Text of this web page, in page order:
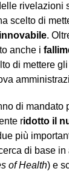
rivelazioni
scelto di
.
anche i
di mettere gli
di mandato
ridotto il
più
di base
of Health) e